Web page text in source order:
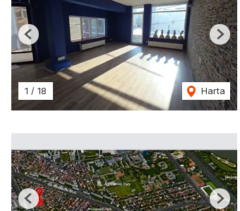
1 / 18 Harta
Previous Next
Previous Next